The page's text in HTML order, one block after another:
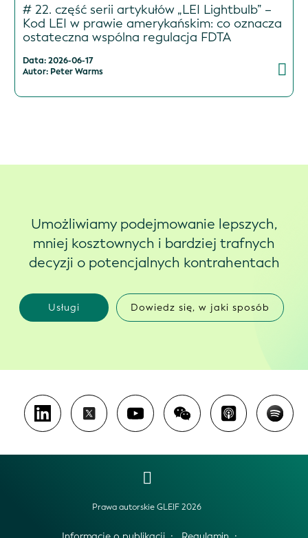
# 22. część serii artykułów „LEI Lightbulb” –
Kod LEI w prawie amerykańskim: co oznacza
ostateczna wspólna regulacja FDTA
Data: 2026-06-17
Autor: Peter Warms
Umożliwiamy podejmowanie lepszych,
mniej kosztownych i bardziej trafnych
decyzji o potencjalnych kontrahentach
Usługi Dowiedz się, w jaki sposób
Prawa autorskie GLEIF 2026